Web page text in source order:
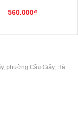
560.000₫
phường Cầu Giấy, Hà
800g- cho